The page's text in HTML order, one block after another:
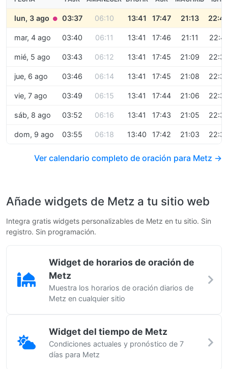
lun, 3 ago ● 03:37 06:10 13:41 17:47 21:13
mar, 4 ago 03:40 06:11 13:41 17:46 21:11 22:41
mié, 5 ago 03:43 06:12 13:41 17:45 21:09
jue, 6 ago 03:46 06:14 13:41 17:45 21:08
vie, 7 ago 03:49 06:15 13:41 17:44 21:06
sáb, 8 ago 03:52 06:16 13:41 17:43 21:05
dom, 9 ago 03:55 06:18 13:40 17:42 21:03
Ver calendario completo de oración para Metz →
Añade widgets de Metz a tu sitio web
Integra gratis widgets personalizables de Metz en tu sitio. Sin
registro. Sin programación.
Widget de horarios de oración de
Metz
Muestra los horarios de oración diarios de
Metz en cualquier sitio
Widget del tiempo de Metz
Condiciones actuales y pronóstico de 7
días para Metz